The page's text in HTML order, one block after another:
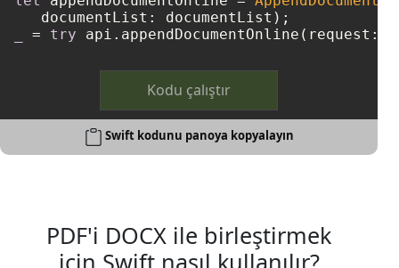
= try
Kodu çalıştır
Swift kodunu panoya kopyalayın
PDF'i DOCX ile birleştirmek
için Swift nasıl kullanılır?